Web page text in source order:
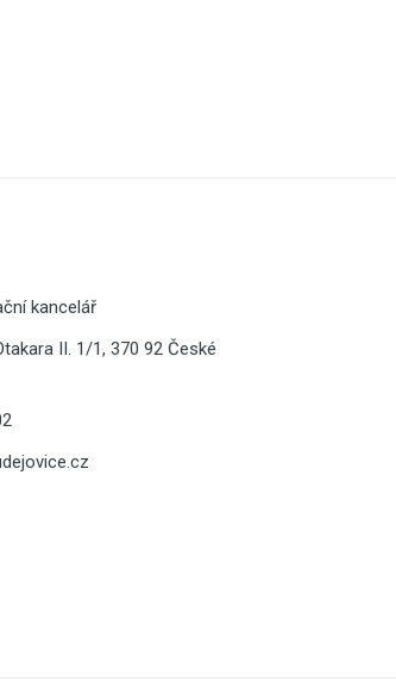
kancelář
II. 1/1, 370 92 České